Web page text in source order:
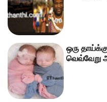
ஒரு
வெவ்வேறு